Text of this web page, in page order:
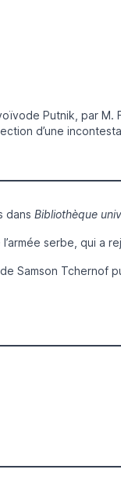
Putnik, par
d’une
dans Bibliothèque
serbe, qui a
Samson Tchernof